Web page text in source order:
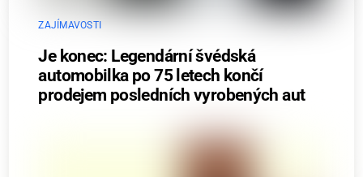
ZAJÍMAVOSTI
Je konec: Legendární švédská
automobilka po 75 letech končí
prodejem posledních vyrobených aut